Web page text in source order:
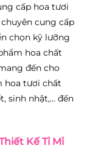
cấp hoa tươi
cung cấp
chọn kỹ lưỡng
hoa chất
đến cho
hoa tươi chất
sinh nhật,… đến
Kế Tỉ Mỉ